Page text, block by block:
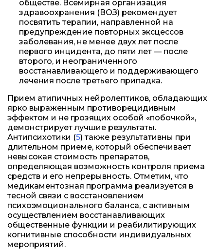
обществе. Всемирная организация
здравоохранения (ВОЗ) рекомендует
посвятить терапии, направленной на
предупреждение повторных эксцессов
заболевания, не менее двух лет после
первого инцидента, до пяти лет — после
второго, и неограниченного
восстанавливающего и поддерживающего
лечения после третьего припадка.
Прием атипичных нейролептиков, обладающих
ярко выраженным противорецидивным
эффектом и не грозящих особой «побочкой»,
демонстрирует лучшие результаты.
Антипсихотики (5) также результативны при
длительном приеме, который обеспечивает
невысокая стоимость препаратов,
определяющая возможность контроля приема
средств и его непрерывность. Отметим, что
медикаментозная программа реализуется в
тесной связи с восстановлением
психоэмоционального баланса, с активным
осуществлением восстанавливающих
общественные функции и реабилитирующих
когнитивные способности индивидуальных
мероприятий.